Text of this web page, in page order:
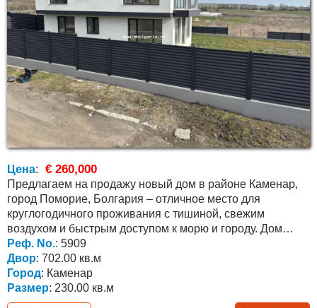
Цена: € 260,000
Предлагаем на продажу новый дом в районе Каменар,
город Поморие, Болгария – отличное место для
круглогодичного проживания с тишиной, свежим
воздухом и быстрым доступом к морю и городу. Дом
расположен...
Реф. No.: 5909
Двор: 702.00 кв.м
Город: Каменар
Размер: 230.00 кв.м